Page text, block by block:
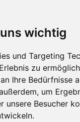
wichtig
und Targeting
zu
Ihre Bedürfnisse
um
unsere Besucher